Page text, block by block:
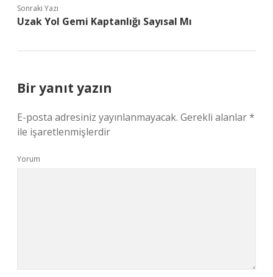
Sonraki Yazı
Uzak Yol Gemi Kaptanlığı Sayısal Mı
Bir yanıt yazın
E-posta adresiniz yayınlanmayacak. Gerekli alanlar*
ile işaretlenmişlerdir
Yorum